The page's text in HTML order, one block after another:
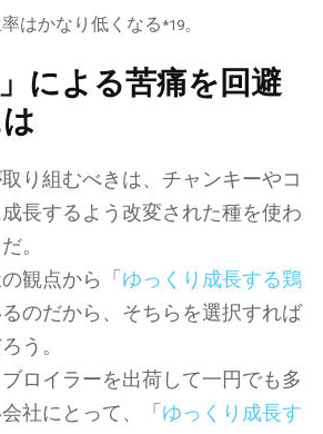
はかなり低くなる*19。
」による苦痛を回避
り組むべきは、チャンキーやコ
長するよう改変された種を使わ
。
観点から「ゆっくり成長する鶏
のだから、そちらを選択すれば
う。
ロイラーを出荷して一円でも多
社にとって、「ゆっくり成長す